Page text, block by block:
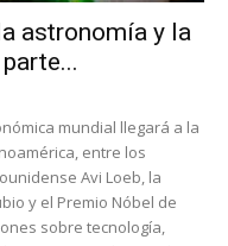
astronomía y la
mundial llegará a la
entre los
Avi Loeb, la
y el Premio Nóbel de
sobre tecnología,